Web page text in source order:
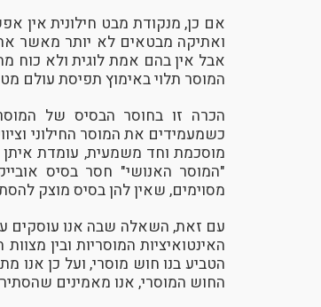
אם כן, מנקודת מבט חילונית אין
ואתיקה מבטאים לא יותר מאשר
אבל אין בהם אמת לוגית ולא כוח
המוסר תלוי באימוץ תפיסת עולם
הכרה זו בחוסר הבסיס של
כשמעמידים את המוסר החילוני
מוסכמת וחד משמעית, עומדת
"המוסר האנושי" חסר בסיס
מסוימים, שאין להן בסיס מוצק
עם זאת, השאלה שבה אנו עוסקים
האינטואיציות המוסריות ובין
הטביע בנו חוש מוסרי, ועל כן אנו
החוש המוסרי, אנו מאמינים